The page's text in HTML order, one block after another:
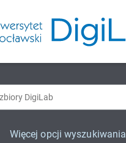
Więcej opcji wyszukiwania